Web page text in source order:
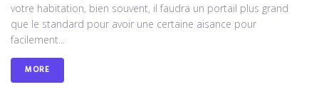
votre habitation, bien souvent, il faudra un portail plus grand
que le standard pour avoir une certaine aisance pour
facilement...
MORE